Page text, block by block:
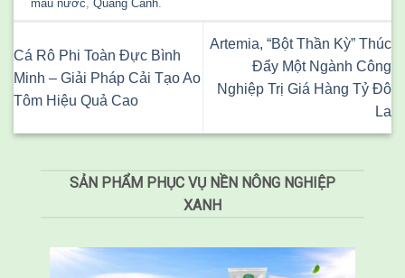
màu nước,Quảng Canh.
Cá Rô Phi Toàn Đực Bình
Minh – Giải Pháp Cải Tạo Ao
Tôm Hiệu Quả Cao
Artemia, “Bột Thần Kỳ” Thúc
Đẩy Một Ngành Công
Nghiệp Trị Giá Hàng Tỷ Đô
La
SẢN PHẨM PHỤC VỤ NỀN NÔNG NGHIỆP
XANH